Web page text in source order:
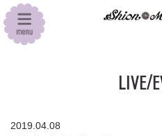
LIVE/
2019.04.08